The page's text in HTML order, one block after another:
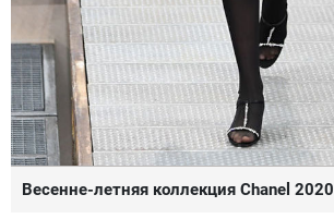
Весенне-летняя коллекция Chanel 2020